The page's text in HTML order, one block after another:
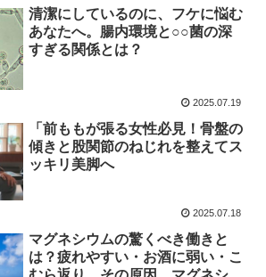
清潔にしているのに、フケに悩む
あなたへ。腸内環境と○○菌の深
すぎる関係とは？
2025.07.19
「前ももが張る女性必見！骨盤の
傾きと股関節のねじれを整えてス
ッキリ美脚へ
2025.07.18
マグネシウムの驚くべき働きと
は？疲れやすい・お酒に弱い・こ